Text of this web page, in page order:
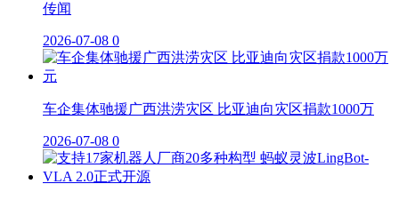
传闻
2026-07-08 0
车企集体驰援广西洪涝灾区 比亚迪向灾区捐款1000万
2026-07-08 0